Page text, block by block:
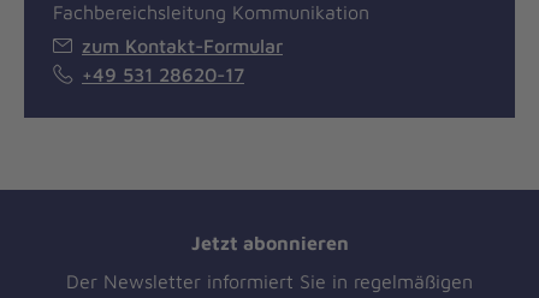
Fachbereichsleitung Kommunikation
zum Kontakt-Formular
+49 531 28620-17
Jetzt abonnieren
Der Newsletter informiert Sie in regelmäßigen